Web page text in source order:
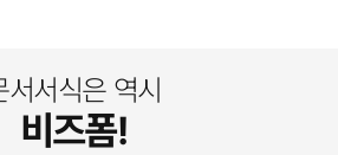
서서식은 역시
비즈폼!